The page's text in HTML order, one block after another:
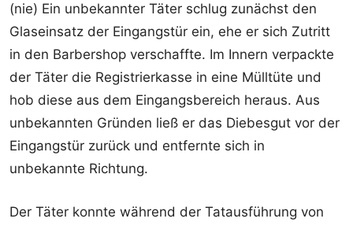
(nie) Ein unbekannter Täter schlug zunächst den
Glaseinsatz der Eingangstür ein, ehe er sich Zutritt
in den Barbershop verschaffte. Im Innern verpackte
der Täter die Registrierkasse in eine Mülltüte und
hob diese aus dem Eingangsbereich heraus. Aus
unbekannten Gründen ließ er das Diebesgut vor der
Eingangstür zurück und entfernte sich in
unbekannte Richtung.
Der Täter konnte während der Tatausführung von